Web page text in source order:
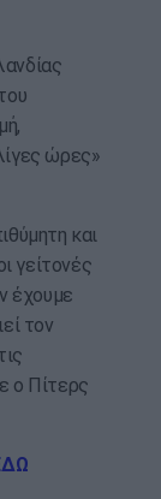
ώρες»
και
γείτονές
έχουμε
τον
ο Πίτερς